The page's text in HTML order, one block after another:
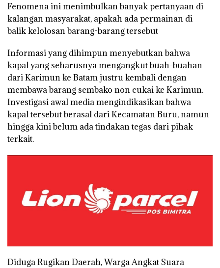
Fenomena ini menimbulkan banyak pertanyaan di
kalangan masyarakat, apakah ada permainan di
balik kelolosan barang-barang tersebut
Informasi yang dihimpun menyebutkan bahwa
kapal yang seharusnya mengangkut buah-buahan
dari Karimun ke Batam justru kembali dengan
membawa barang sembako non cukai ke Karimun.
Investigasi awal media mengindikasikan bahwa
kapal tersebut berasal dari Kecamatan Buru, namun
hingga kini belum ada tindakan tegas dari pihak
terkait.
Diduga Rugikan Daerah, Warga Angkat Suara